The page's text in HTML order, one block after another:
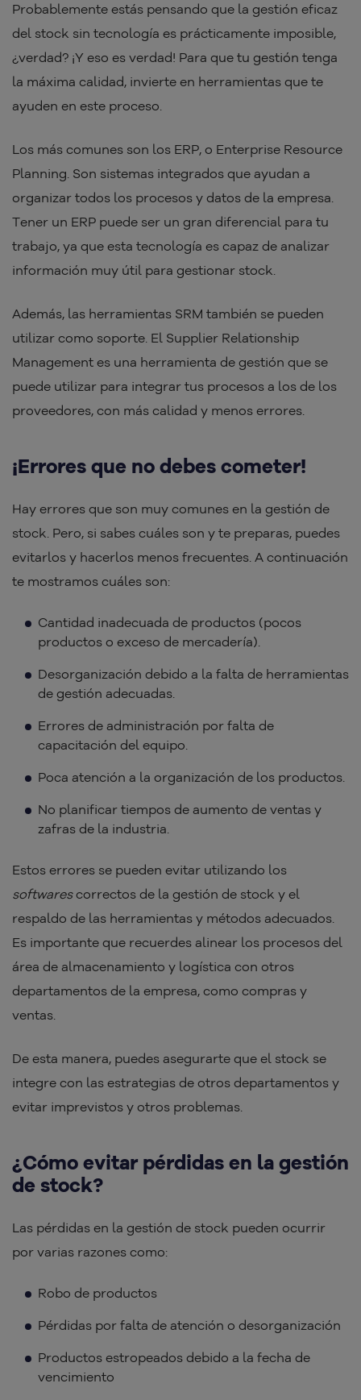
Probablemente estás pensando que la gestión eficaz
del stock sin tecnología es prácticamente imposible,
¿verdad? ¡Y eso es verdad! Para que tu gestión tenga
la máxima calidad, invierte en herramientas que te
ayuden en este proceso.
Los más comunes son los ERP, o Enterprise Resource
Planning. Son sistemas integrados que ayudan a
organizar todos los procesos y datos de la empresa.
Tener un ERP puede ser un gran diferencial para tu
trabajo, ya que esta tecnología es capaz de analizar
información muy útil para gestionar stock.
Además, las herramientas SRM también se pueden
utilizar como soporte. El Supplier Relationship
Management es una herramienta de gestión que se
puede utilizar para integrar tus procesos a los de los
proveedores, con más calidad y menos errores.
¡Errores que no debes cometer!
Hay errores que son muy comunes en la gestión de
stock. Pero, si sabes cuáles son y te preparas, puedes
evitarlos y hacerlos menos frecuentes. A continuación
te mostramos cuáles son:
Cantidad inadecuada de productos (pocos
productos o exceso de mercadería).
Desorganización debido a la falta de herramientas
de gestión adecuadas.
Errores de administración por falta de
capacitación del equipo.
Poca atención a la organización de los productos.
No planificar tiempos de aumento de ventas y
zafras de la industria.
Estos errores se pueden evitar utilizando los
softwarescorrectos de la gestión de stock y el
respaldo de las herramientas y métodos adecuados.
Es importante que recuerdes alinear los procesos del
área de almacenamiento y logística con otros
departamentos de la empresa, como compras y
ventas.
De esta manera, puedes asegurarte que el stock se
integre con las estrategias de otros departamentos y
evitar imprevistos y otros problemas.
¿Cómo evitar pérdidas en la gestión
de stock?
Las pérdidas en la gestión de stock pueden ocurrir
por varias razones como:
Robo de productos
Pérdidas por falta de atención o desorganización
Productos estropeados debido a la fecha de
vencimiento